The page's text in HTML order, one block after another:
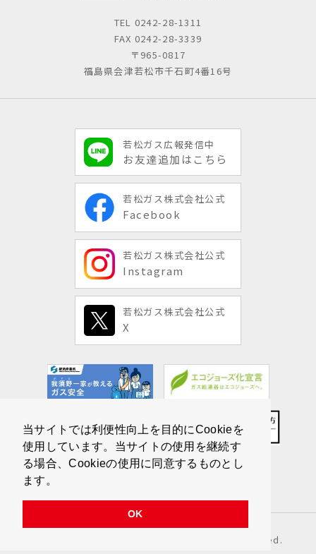
当サイトでは利便性向上を目的にCookieを
使用しています。当サイトの使用を継続す
る場合、Cookieの使用に同意するものとし
ます。
OK
TEL 0242-28-1311
FAX 0242-28-3339
〒965-0817
福島県会津若松市千石町4番16号
若松ガス広報発信中
お友達追加はこちら
若松ガス株式会社公式
Facebook
若松ガス株式会社公式
Instagram
若松ガス株式会社公式
X
Copyright © Wakamatsu Gas All Rights Reserved.